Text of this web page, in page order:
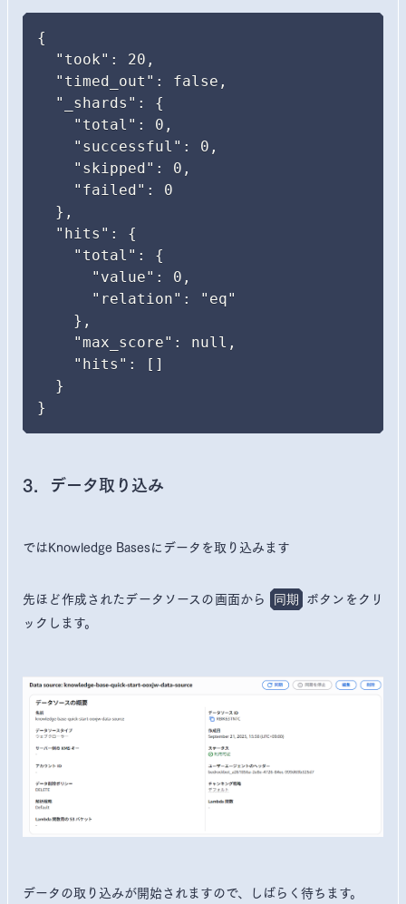
{
  "took": 20,
  "timed_out": false,
  "_shards": {
    "total": 0,
    "successful": 0,
    "skipped": 0,
    "failed": 0
  },
  "hits": {
    "total": {
      "value": 0,
      "relation": "eq"
    },
    "max_score": null,
    "hits": []
  }
}
3．データ取り込み
ではKnowledge Basesにデータを取り込みます
先ほど作成されたデータソースの画面から 同期 ボタンをクリ
ックします。
データの取り込みが開始されますので、しばらく待ちます。